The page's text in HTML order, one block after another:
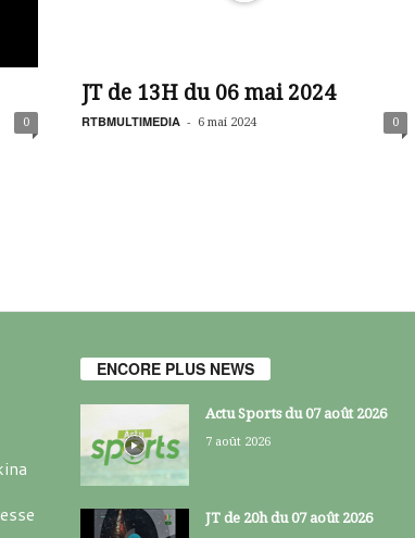
0
JT de 13H du 06 mai 2024
RTBMULTIMEDIA - 6 mai 2024 0
ENCORE PLUS NEWS
Actu Sports du 07 août 2026
7 août 2026
JT de 20h du 07 août 2026